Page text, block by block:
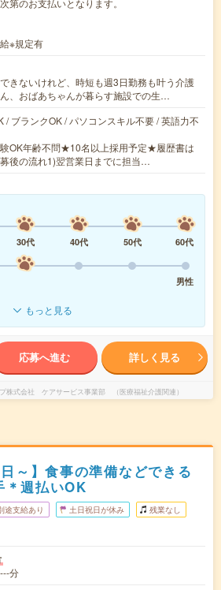
第のお支払いとなります。
※規定有
きないけれど、時短も週3日勤務も叶う介護
、おばあちゃんが暮らす施設での生…
/ ブランクOK / パソコンスキル不要 / 英語力不
OK年齢不問★10名以上採用予定★履歴書は
後の流れ1)翌営業日までに担当…
30代 40代 50代
60代
男性
もっと見る
応募へ進む 詳しく見る
株式会社 ケアサービス事業部 （医療福祉介護関連）
～】食事の準備などできる
＊週払いOK
途支給あり 土日祝日が休み 残業なし
分